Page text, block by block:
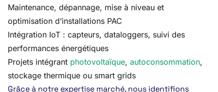
Maintenance, dépannage, mise à niveau et
optimisation d’installations PAC
Intégration IoT : capteurs, dataloggers, suivi des
performances énergétiques
Projets intégrant photovoltaïque, autoconsommation,
stockage thermique ou smart grids
Grâce à notre expertise marché, nous identifions